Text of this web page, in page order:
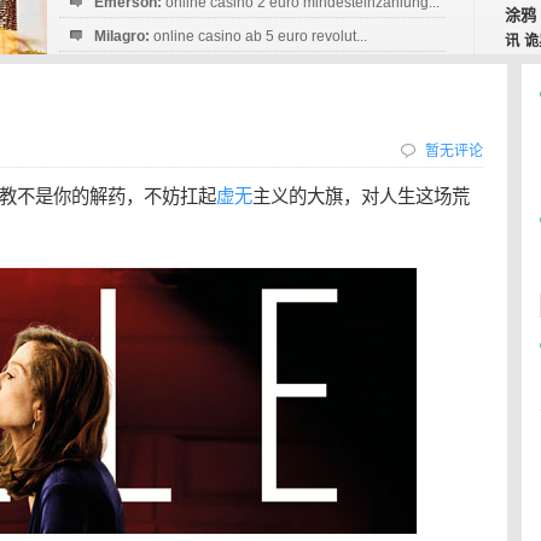
Milagro: online casino ab 5 euro revolut...
涂鸦
讯
暂无评论
不是你的解药，不妨扛起虚无主义的大旗，对人生这场荒